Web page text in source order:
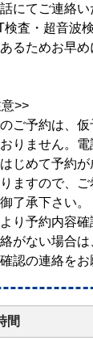
にてご連絡
査・超音波
るためお早
>>
ご予約は、仮
りません。
じめて予約
ますので、
了承下さい。
り予約内容確
がない場合
認の連絡をお
間